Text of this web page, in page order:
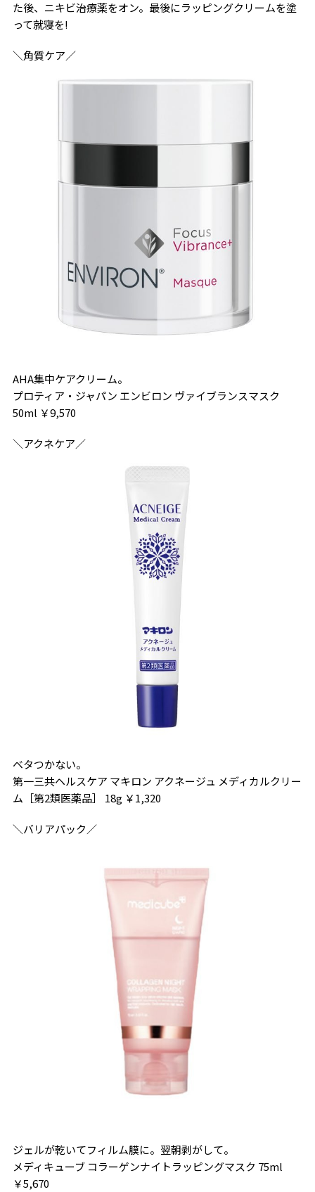
た後、ニキビ治療薬をオン。最後にラッピングクリームを塗
って就寝を!
＼角質ケア／
AHA集中ケアクリーム。
プロティア・ジャパン エンビロン ヴァイブランスマスク
50ml ￥9,570
＼アクネケア／
ベタつかない。
第一三共ヘルスケア マキロン アクネージュ メディカルクリー
ム［第2類医薬品］ 18g ￥1,320
＼バリアパック／
ジェルが乾いてフィルム膜に。翌朝剥がして。
メディキューブ コラーゲンナイトラッピングマスク 75ml
￥5,670